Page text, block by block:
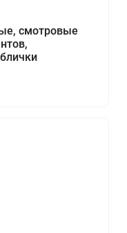
смотровые